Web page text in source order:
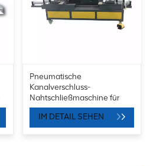
Pneumatische
Kanalverschluss-
Nahtschließmaschine für
quadratische HVAC-Kanäle
IM DETAIL SEHEN